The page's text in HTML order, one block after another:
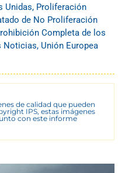
Unidas, Proliferación
de No Proliferación
Completa de los
Noticias, Unión Europea
de calidad que pueden
IPS, estas imágenes
con este informe